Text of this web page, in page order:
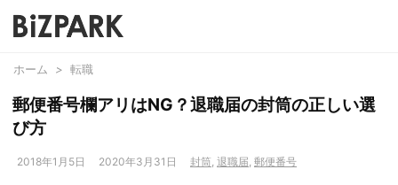
ホーム > 転職
郵便番号欄アリはNG？退職届の封筒の正しい選
び方
2018年1月5日 2020年3月31日 封筒, 退職届, 郵便番号